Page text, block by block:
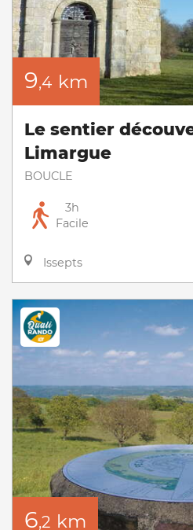
9,4 km
Le sentier
Limargue
BOUCLE
3h
Facile
Issepts
6,2 km